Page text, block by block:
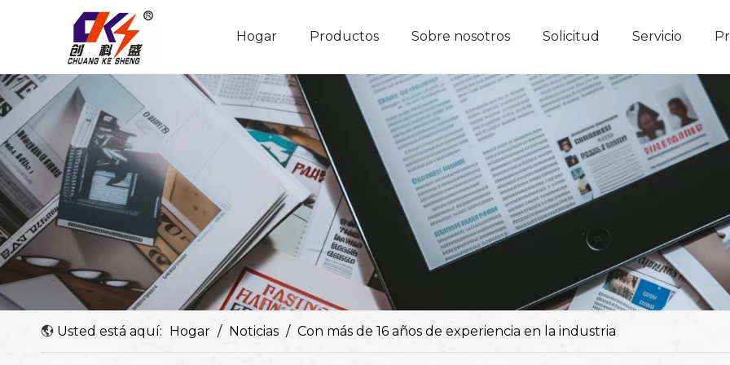
Hogar Productos Sobre nosotros Solicitud Servicio
Usted está aquí: Hogar / Noticias / Con más de 16 años de experiencia en la industria